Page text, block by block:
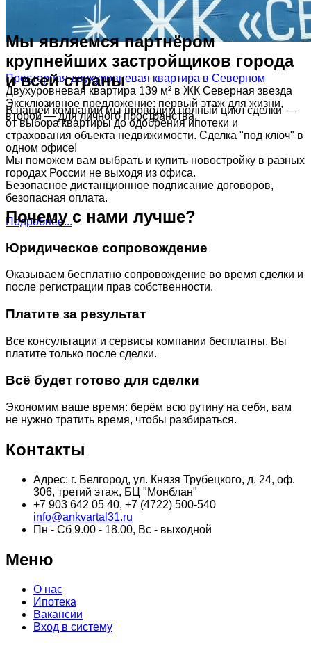
Просторная двухуровневая квартира в Северном
Двухуровневая квартира 139 м² в ЖК Северная звезда
Эксклюзивное предложение: первый этаж для жизни,
второй — для личного пространства.
Мы являемся партнёром
крупнейших застройщиков города
и всей страны
В нашей компании мы проводим полный цикл сделки —
от выбора квартиры до одобрения ипотеки и
страхования объекта недвижимости. Сделка "под ключ" в
одном офисе!
Мы поможем вам выбрать и купить новостройку в разных
городах России не выходя из офиса.
Безопасное дистанционное подписание договоров,
безопасная оплата.
Подробнее...
Почему с нами лучше?
Юридическое сопровождение
Оказываем бесплатно сопровождение во время сделки и
после регистрации прав собственности.
Платите за результат
Все консультации и сервисы компании бесплатны. Вы
платите только после сделки.
Всё будет готово для сделки
Экономим ваше время: берём всю рутину на себя, вам
не нужно тратить время, чтобы разбираться.
Контакты
Адрес: г. Белгород, ул. Князя Трубецкого, д. 24, оф.
306, третий этаж, БЦ "Монблан"
+7 903 642 05 40, +7 (4722) 500-540
info@ankvartal31.ru
Пн - Сб 9.00 - 18.00, Вс - выходной
Меню
О нас
Ипотека
Вакансии
Вход в систему